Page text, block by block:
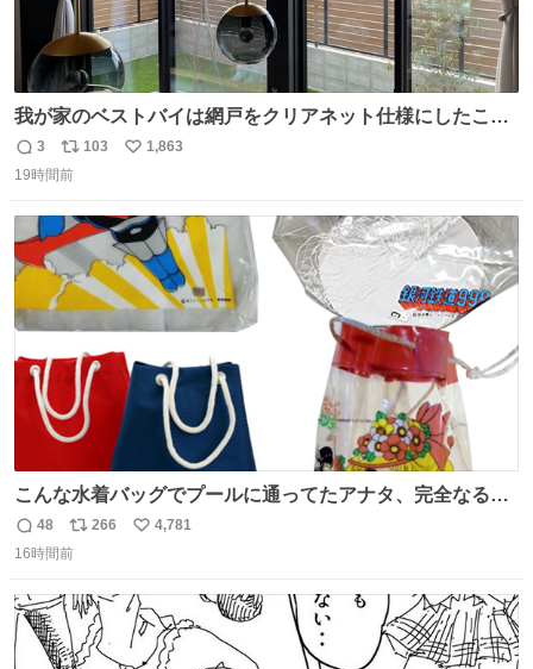
我が家のベストバイは網戸をクリアネット仕様にしたこ
と。網目が細かいから虫の侵入は一切許さないし、見た目
もクリアで網戸の存在を感じない。特筆すべきはその値
コスパ。これから家を建てる方は迷わず採用してほしい。
返
信
3
リ
ポ
ト
数
103
い
数
1,863
19時間前
こんな水着バッグでプールに通ってたアナタ、完全なる同
世代（笑） #70年代 #80年代 #昭和レトロ
返
信
48
リ
ポ
ト
数
266
い
数
4,781
16時間前